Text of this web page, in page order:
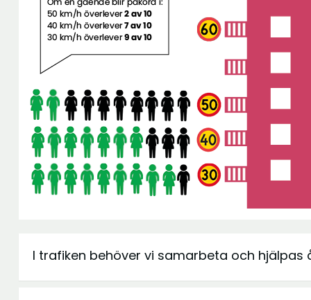
I trafiken behöver vi samarbeta och hjälpas